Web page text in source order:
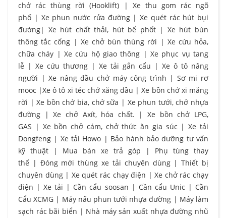
chở rác thùng rời (Hooklift) | Xe thu gom rác ngõ
phố | Xe phun nước rửa đường| Xe quét rác hút bụi
đường| Xe hút chất thải, hút bể phốt| Xe hút bùn
thông tắc cống | Xe chở bùn thùng rời | Xe cứu hỏa,
chữa cháy |Xe cứu hộ giao thông |Xe phục vụ tang
lễ | Xe cứu thương | Xe tải gắn cẩu | Xe ô tô nâng
người |Xe nâng đầu chở máy công trình | Sơ mi rơ
mooc |Xe ô tô xi téc chở xăng dầu |Xe bồn chở xi măng
rời |Xe bồn chở bia, chở sữa | Xe phun tưới, chở nhựa
đường |Xe chở Axít, hóa chất. |Xe bồn chở LPG,
GAS | Xe bồn chở cám, chở thức ăn gia súc |Xe tải
Dongfeng | Xe tải Howo | Bảo hành bảo dưỡng tư vấn
kỹ thuật | Mua bán xe trả góp | Phụ tùng thay
thế | Đóng mới thùng xe tải chuyên dùng|Thiết bị
chuyên dùng| Xe quét rác chạy điện |Xe chở rác chạy
điện |Xe tải | Cần cẩu soosan | Cần cẩu Unic | Cần
Cẩu XCMG | Máy nấu phun tưới nhựa đường | Máy làm
sạch rác bãi biển | Nhà máy sản xuất nhựa đường nhũ